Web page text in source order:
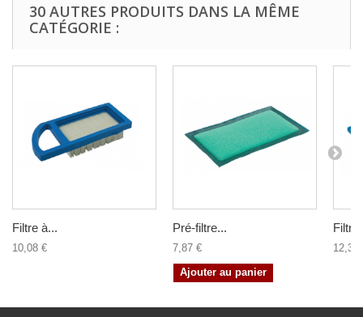
30 AUTRES PRODUITS DANS LA MÊME
CATÉGORIE :
Filtre à...
10,08 €
Pré-filtre...
7,87 €
Ajouter au panier
Filtre
12,36